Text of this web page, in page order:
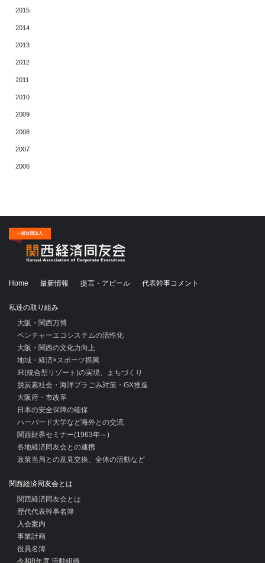
2015
2014
2013
2012
2011
2010
2009
2008
2007
2006
Home 最新情報 提言・アピール 代表幹事コメント
私達の取り組み
大阪・関西万博
ベンチャーエコシステムの活性化
大阪・関西の文化力向上
地域・経済×スポーツ振興
IR(統合型リゾート)の実現、まちづくり
脱炭素社会・海洋プラごみ対策・GX推進
大阪府・市改革
日本の安全保障の確保
ハーバード大学など海外との交流
関西財界セミナー(1963年～)
各地経済同友会との連携
政策当局との意見交換、全体の活動など
関西経済同友会とは
関西経済同友会とは
歴代代表幹事名簿
入会案内
事業計画
役員名簿